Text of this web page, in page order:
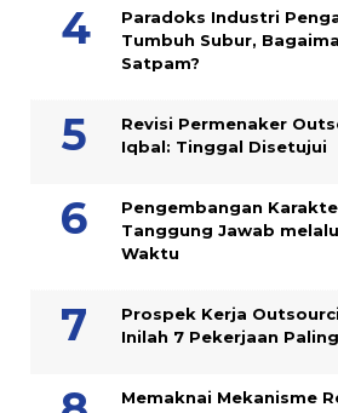
Paradoks Industri
Tumbuh Subur,
Satpam?
Revisi Permenaker
Iqbal: Tinggal Disetujui
Pengembangan
Tanggung Jawab
Waktu
Prospek Kerja
Inilah 7 Pekerjaan
Memaknai Mekanisme